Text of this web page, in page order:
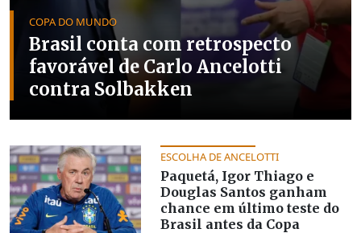
COPA DO MUNDO
Brasil conta com retrospecto
favorável de Carlo Ancelotti
contra Solbakken
ESCOLHA DE ANCELOTTI
Paquetá, Igor Thiago e
Douglas Santos ganham
chance em último teste do
Brasil antes da Copa